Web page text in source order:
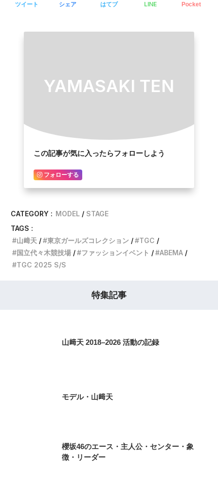
ツイート シェア はてブ LINE Pocket
YAMASAKI TEN
この記事が気に入ったらフォローしよう
フォローする
CATEGORY : MODEL
STAGE
TAGS :
山﨑天
東京ガールズコレクション
TGC
国立代々木競技場
ファッションイベント
ABEMA
TGC 2025 S/S
特集記事
山﨑天 2018–2026 活動の記録
モデル・山﨑天
櫻坂46のエース・主人公・センター・象
徴・リーダー